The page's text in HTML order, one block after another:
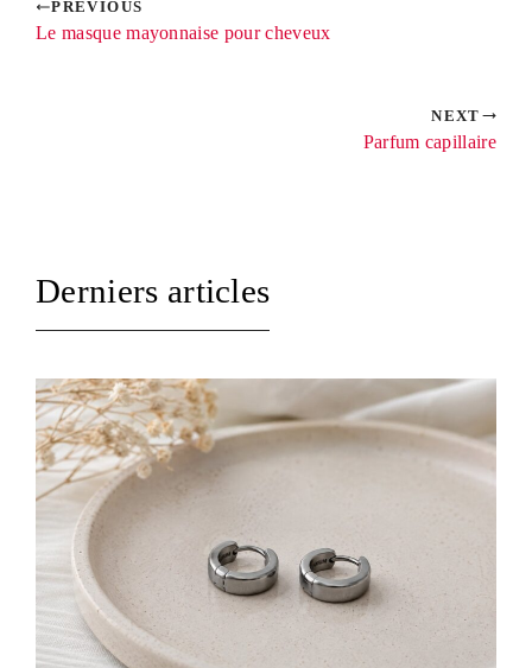
PREVIOUS
Le masque mayonnaise pour cheveux
NEXT
Parfum capillaire
Derniers articles